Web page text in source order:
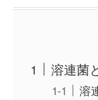
溶連菌
溶